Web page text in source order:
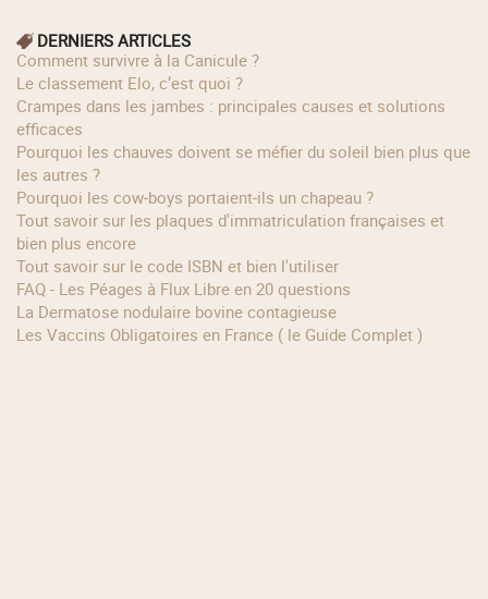
DERNIERS ARTICLES
Comment survivre à la Canicule ?
Le classement Elo, c’est quoi ?
Crampes dans les jambes : principales causes et solutions
efficaces
Pourquoi les chauves doivent se méfier du soleil bien plus que
les autres ?
Pourquoi les cow‑boys portaient‑ils un chapeau ?
Tout savoir sur les plaques d'immatriculation françaises et
bien plus encore
Tout savoir sur le code ISBN et bien l'utiliser
FAQ - Les Péages à Flux Libre en 20 questions
La Dermatose nodulaire bovine contagieuse
Les Vaccins Obligatoires en France ( le Guide Complet )